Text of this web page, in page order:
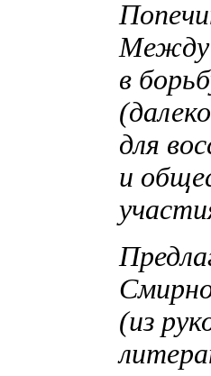
Между
в
для
и
(из